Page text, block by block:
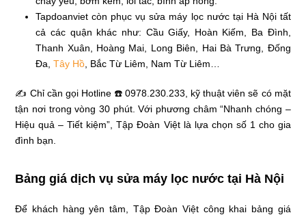
Tapdoanviet còn phục vụ sửa máy lọc nước tại Hà Nội tất
cả các quận khác như: Cầu Giấy, Hoàn Kiếm, Ba Đình,
Thanh Xuân, Hoàng Mai, Long Biên, Hai Bà Trưng, Đống
Đa,Tây Hồ , Bắc Từ Liêm, Nam Từ Liêm…
✍ Chỉ cần gọi Hotline ☎️ 0978.230.233, kỹ thuật viên sẽ có mặt
tận nơi trong vòng 30 phút. Với phương châm “Nhanh chóng –
Hiệu quả – Tiết kiệm”, Tập Đoàn Việt là lựa chọn số 1 cho gia
đình bạn.
Bảng giá dịch vụ sửa máy lọc nước tại Hà Nội
Để khách hàng yên tâm, Tập Đoàn Việt công khai bảng giá